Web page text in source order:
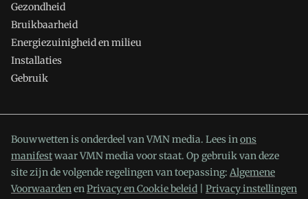
Gezondheid
Bruikbaarheid
Energiezuinigheid en milieu
Installaties
Gebruik
Bouwwetten is onderdeel van VMN media. Lees inons
manifestwaar VMN media voor staat. Op gebruik van deze
site zijn de volgende regelingen van toepassing: Algemene
VoorwaardenenPrivacy en Cookie beleid Privacy instellingen